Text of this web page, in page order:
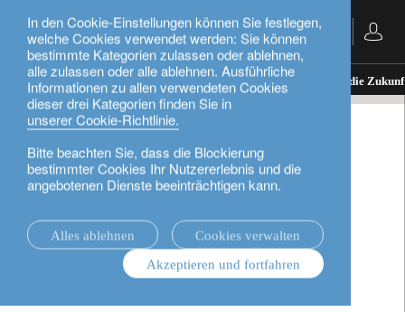
In den Cookie-Einstellungen können Sie festlegen,
welche Cookies verwendet werden: Sie können
bestimmte Kategorien zulassen oder ablehnen,
alle zulassen oder alle ablehnen. Ausführliche
Informationen zu allen verwendeten Cookies
dieser drei Kategorien finden Sie in
unserer Cookie-Richtlinie.
Bitte beachten Sie, dass die Blockierung
bestimmter Cookies Ihr Nutzererlebnis und die
angebotenen Dienste beeinträchtigen kann.
Alles ablehnen
Cookies verwalten
Akzeptieren und fortfahren
Deutsch
Nachrichten. rethink sustainability Zirkulär in die
Zirkulär in die Zukunft:
Pioniere der
Kreislaufwirtschaft